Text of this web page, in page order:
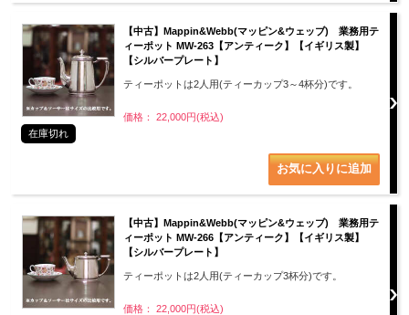
【中古】Mappin&Webb(マッピン&ウェッブ) 業務用テ
ィーポット MW-263【アンティーク】【イギリス製】
【シルバープレート】
ティーポットは2人用(ティーカップ3～4杯分)です。
価格： 22,000円(税込)
在庫切れ
【中古】Mappin&Webb(マッピン&ウェッブ) 業務用テ
ィーポット MW-266【アンティーク】【イギリス製】
【シルバープレート】
ティーポットは2人用(ティーカップ3杯分)です。
価格： 22,000円(税込)